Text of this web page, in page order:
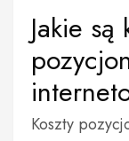
Jakie są
Koszty